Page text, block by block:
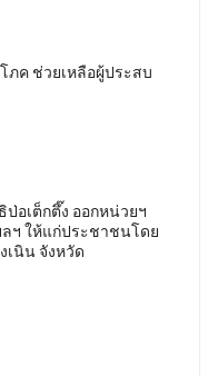
ภค ช่วยเหลือผู้ประสบ
อเต็กตึ๊ง ออกหน่วยฯ
ฯ ให้แก่ประชาชนโดย
เนิน จังหวัด